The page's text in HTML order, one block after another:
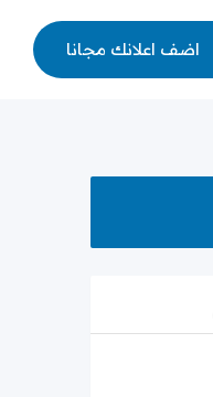
اضف اعلانك مجانا